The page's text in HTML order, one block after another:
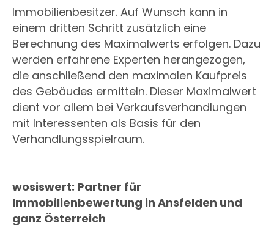
Immobilienbesitzer. Auf Wunsch kann in
einem dritten Schritt zusätzlich eine
Berechnung des Maximalwerts erfolgen. Dazu
werden erfahrene Experten herangezogen,
die anschließend den maximalen Kaufpreis
des Gebäudes ermitteln. Dieser Maximalwert
dient vor allem bei Verkaufsverhandlungen
mit Interessenten als Basis für den
Verhandlungsspielraum.
wosiswert: Partner für
Immobilienbewertung in Ansfelden und
ganz Österreich